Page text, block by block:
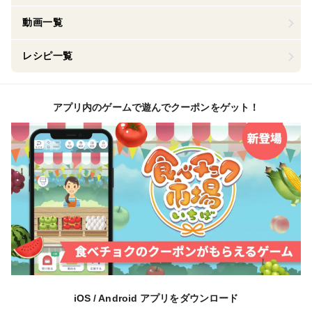
動画一覧
レシピ一覧
アプリ内のゲームで遊んでクーポンをゲット！
iOS / Android アプリをダウンロード